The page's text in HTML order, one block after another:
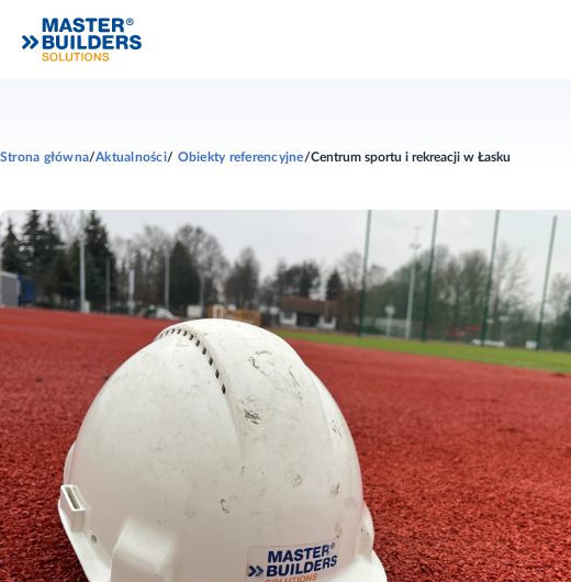
Strona główna Aktualności Obiekty referencyjne Centrum sportu i rekreacji w Łasku